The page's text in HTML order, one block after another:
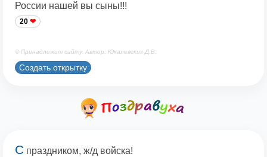
России нашей вы сыны!!!
20
© Принадлежит сайту. Автор: Юкалевских Д.В.
Создать открытку
С праздником, ж/д войска!